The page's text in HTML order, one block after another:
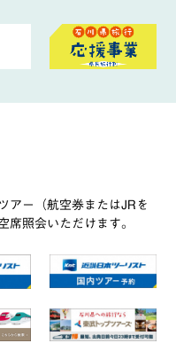
アー（航空券またはJRを
席照会いただけます。